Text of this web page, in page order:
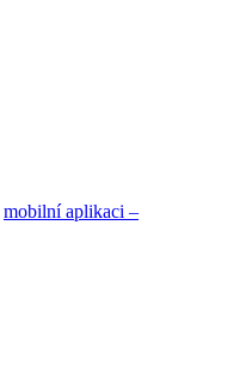
mobilní aplikaci –